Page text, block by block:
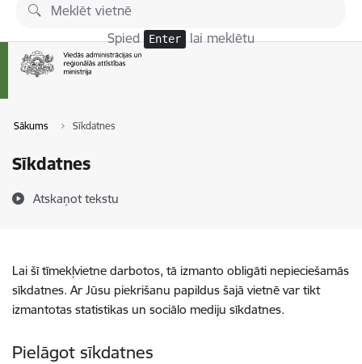
Pāriet uz lapas saturu
Spied Enter lai meklētu
Sākums Sīkdatnes
Sīkdatnes
Atskaņot tekstu
Lai šī tīmekļvietne darbotos, tā izmanto obligāti nepieciešamās
sīkdatnes. Ar Jūsu piekrišanu papildus šajā vietnē var tikt
izmantotas statistikas un sociālo mediju sīkdatnes.
Pielāgot sīkdatnes